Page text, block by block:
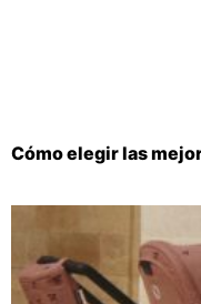
Cómo elegir las